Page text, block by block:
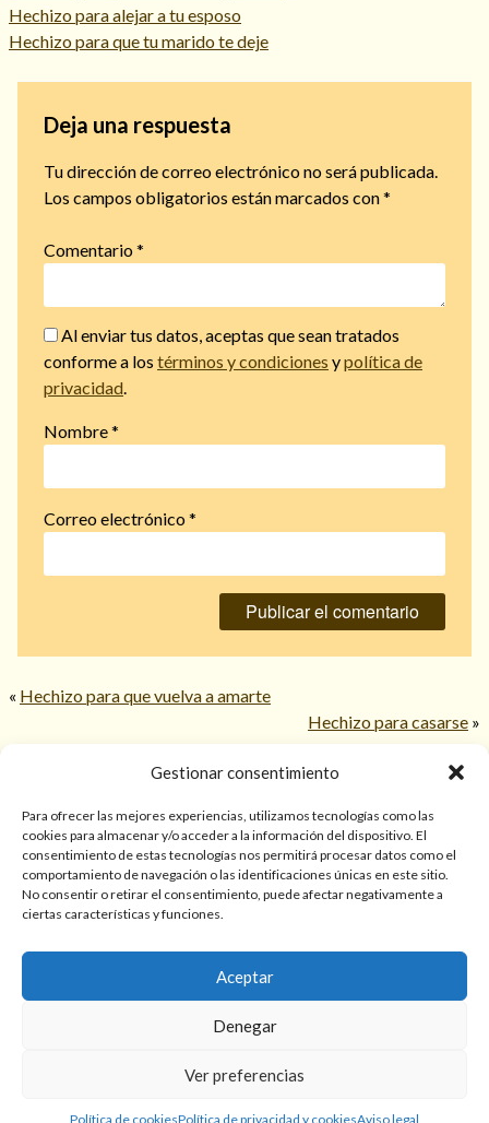
Gestionar consentimiento
Para ofrecer las mejores experiencias, utilizamos tecnologías como las
cookies para almacenar y/o acceder a la información del dispositivo. El
consentimiento de estas tecnologías nos permitirá procesar datos como el
comportamiento de navegación o las identificaciones únicas en este sitio.
No consentir o retirar el consentimiento, puede afectar negativamente a
ciertas características y funciones.
Aceptar
Denegar
Ver preferencias
Política de cookiesPolítica de privacidad y cookiesAviso legal
Hechizo para alejar a tu esposo
Hechizo para que tu marido te deje
Deja una respuesta
Tu dirección de correo electrónico no será publicada.
Los campos obligatorios están marcados con*
Comentario*
Al enviar tus datos, aceptas que sean tratados
conforme a los términos y condiciones ypolítica de
privacidad
Nombre*
Correo electrónico*
« Hechizo para que vuelva a amarte
Hechizo para casarse »
Sólo para mayores de 18 años. Las lecturas de cartas, hechizos,
amarres, endulzamientos, videncias y predicciones tienen
finalidad de entretenimiento y/o ayuda personal. Estos
puede variar de una persona a otra.
Aviso legal